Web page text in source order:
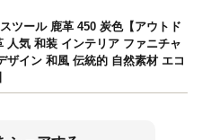
ツール 鹿革 450 炭色【アウトド
人気 和装 インテリア ファニチャ
ザイン 和風 伝統的 自然素材 エコ